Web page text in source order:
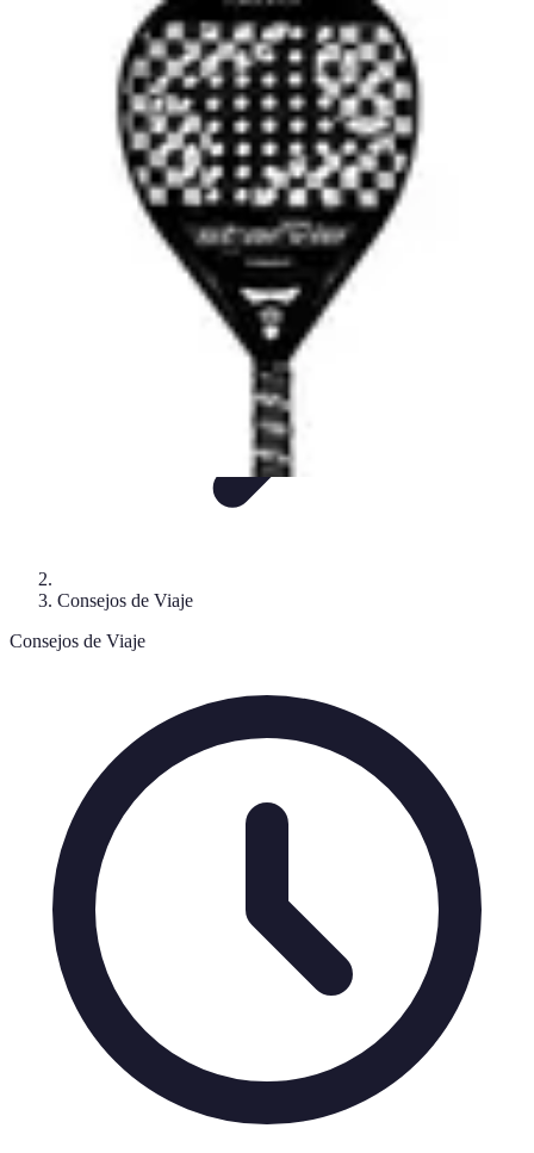
Consejos de ViajeAlojamientoEstilo de VidaDestinosCultura
Visita Española
Consejos de Viaje
Consejos de Viaje